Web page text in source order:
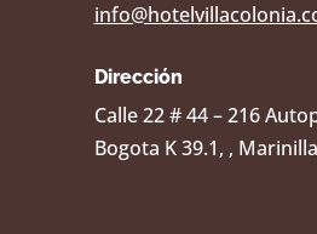
Dirección
Calle 22 # 44 – 216
Bogota K 39.1, ,